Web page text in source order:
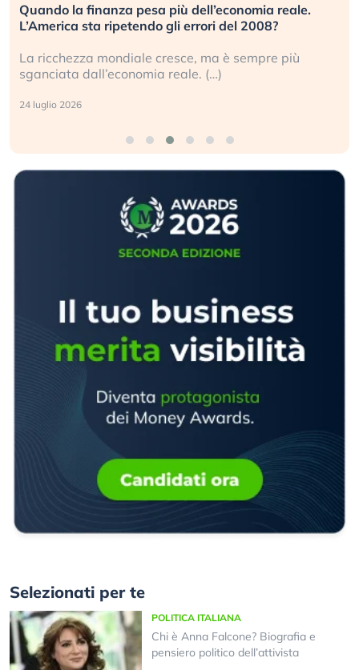
Quando la finanza pesa più dell’economia reale.
L’America sta ripetendo gli errori del 2008?
La ricchezza mondiale cresce, ma è sempre più
sganciata dall’economia reale. (…)
24 luglio 2026
Selezionati per te
POLITICA ITALIANA
Chi è Anna Falcone? Biografia e
pensiero politico dell’attivista